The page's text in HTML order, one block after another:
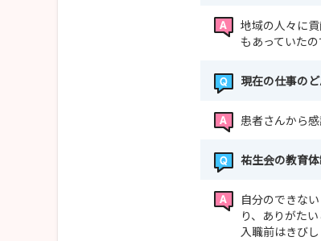
地域の人々に
もあっていたの
現在の仕事の
患者さんから
祐生会の教育
自分のできな
り、ありがたい
入職前はきび